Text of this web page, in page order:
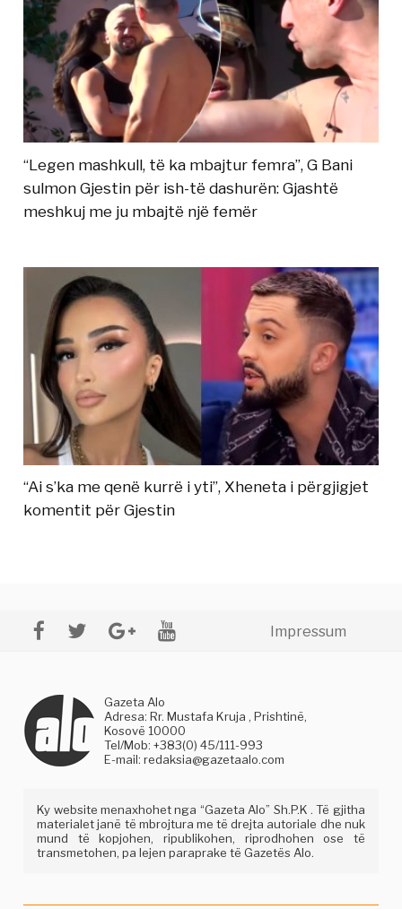
“Legen mashkull, të ka mbajtur femra”, G Bani
sulmon Gjestin për ish-të dashurën: Gjashtë
meshkuj me ju mbajtë një femër
“Ai s’ka me qenë kurrë i yti”, Xheneta i përgjigjet
komentit për Gjestin
Impressum
Gazeta Alo
Adresa: Rr. Mustafa Kruja , Prishtinë,
Kosovë 10000
Tel/Mob: +383(0) 45/111-993
E-mail:redaksia@gazetaalo.com
Ky website menaxhohet nga “Gazeta Alo” Sh.P.K . Të gjitha
materialet janë të mbrojtura me të drejta autoriale dhe nuk
mund të kopjohen, ripublikohen, riprodhohen ose të
transmetohen, pa lejen paraprake të Gazetës Alo.